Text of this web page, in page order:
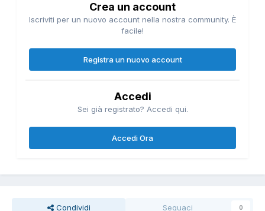
Crea un account
Iscriviti per un nuovo account nella nostra community. È
facile!
Registra un nuovo account
Accedi
Sei già registrato? Accedi qui.
Accedi Ora
Condividi Seguaci 0